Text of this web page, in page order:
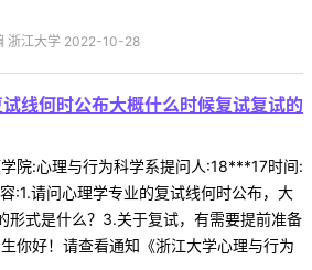
浙江大学 2022-10-28
线何时公布大概什么时候复试复试的
院:心理与行为科学系提问人:18***17时间:
:1.请问心理学专业的复试线何时公布，大
形式是什么？3.关于复试，有需要提前准备
你好！请查看通知《浙江大学心理与行为